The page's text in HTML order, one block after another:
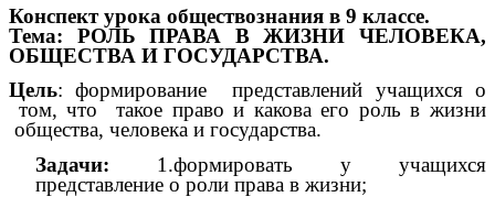
Конспект урока обществознания в 9 классе.
Тема: РОЛЬ ПРАВА В ЖИЗНИ ЧЕЛОВЕКА,
ОБЩЕСТВА И ГОСУДАРСТВА.
Цель: формирование представлений учащихся о
том, что такое право и какова его роль в жизни
общества, человека и государства.
Задачи: 1.формировать у учащихся
представление о роли права в жизни;